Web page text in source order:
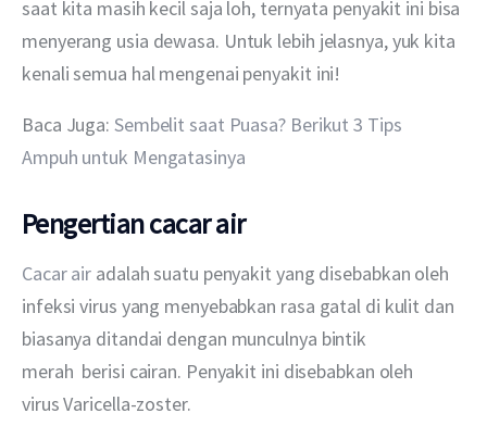
Layanan
saat kita masih kecil saja loh, ternyata penyakit ini bisa
menyerang usia dewasa. Untuk lebih jelasnya, yuk kita
kenali semua hal mengenai penyakit ini!
Baca Juga: Sembelit saat Puasa? Berikut 3 Tips
Ampuh untuk Mengatasinya
Pengertian cacar air
Cacar air adalah suatu penyakit yang disebabkan oleh
infeksi virus yang menyebabkan rasa gatal di kulit dan
biasanya ditandai dengan munculnya bintik
merah  berisi cairan. Penyakit ini disebabkan oleh
virus Varicella-zoster.